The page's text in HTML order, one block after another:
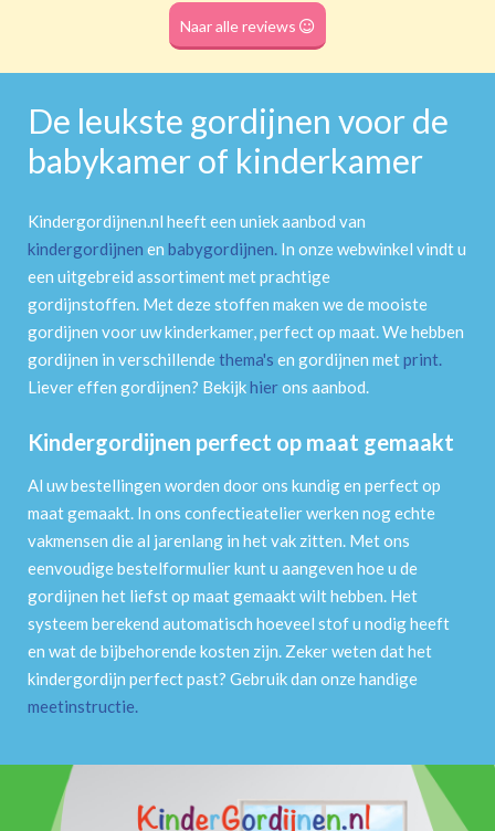
Naar alle reviews
De leukste gordijnen voor de
babykamer of kinderkamer
Kindergordijnen.nl heeft een uniek aanbod van
kindergordijnen en babygordijnen. In onze webwinkel vindt u
een uitgebreid assortiment met prachtige
gordijnstoffen. Met deze stoffen maken we de mooiste
gordijnen voor uw kinderkamer, perfect op maat. We hebben
gordijnen in verschillendethema's en gordijnen metprint.
Liever effen gordijnen? Bekijkhierons aanbod.
Kindergordijnen perfect op maat gemaakt
Al uw bestellingen worden door ons kundig en perfect op
maat gemaakt. In ons confectieatelier werken nog echte
vakmensen die al jarenlang in het vak zitten. Met ons
eenvoudige bestelformulier kunt u aangeven hoe u de
gordijnen het liefst op maat gemaakt wilt hebben. Het
systeem berekend automatisch hoeveel stof u nodig heeft
en wat de bijbehorende kosten zijn. Zeker weten dat het
kindergordijn perfect past? Gebruik dan onze handige
meetinstructie.